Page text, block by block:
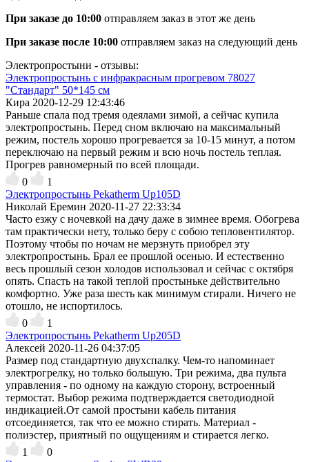
При заказе до 10:00 отправляем заказ в этот же день
При заказе после 10:00 отправляем заказ на следующий день
Электропростыни - отзывы:
Электропростынь с инфракрасным прогревом 78027
"Стандарт" 50*145 см
Кира 2020-12-29 12:43:46
Раньше спала под тремя одеялами зимой, а сейчас купила
электропростынь. Перед сном включаю на максимальный
режим, постель хорошо прогревается за 10-15 минут, а потом
переключаю на первый режим и всю ночь постель теплая.
Прогрев равномерный по всей площади.
0
1
Электропростынь Pekatherm Up105D
Николай Еремин 2020-11-27 22:33:34
Часто езжу с ночевкой на дачу даже в зимнее время. Обогрева
там практически нету, только беру с собою тепловентилятор.
Поэтому чтобы по ночам не мерзнуть приобрел эту
электропростынь. Брал ее прошлой осенью. И естественно
весь прошлый сезон холодов использовал и сейчас с октября
опять. Спасть на такой теплой простыньке действительно
комфортно. Уже раза шесть как минимум стирали. Ничего не
отошло, не испортилось.
0
1
Электропростынь Pekatherm Up205D
Алексей 2020-11-26 04:37:05
Размер под стандартную двухспалку. Чем-то напоминает
электрогрелку, но только большую. Три режима, два пульта
управления - по одному на каждую сторону, встроенный
термостат. Выбор режима подтверждается светодиодной
индикацией.От самой простыни кабель питания
отсоединяется, так что ее можно стирать. Материал -
полиэстер, приятный по ощущениям и стирается легко.
1
0